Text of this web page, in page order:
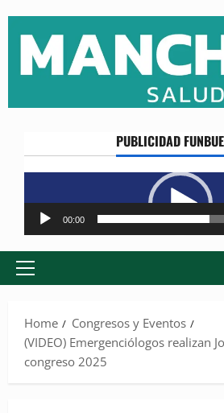
content
PUBLICIDAD
de
vídeo
00:00
Primary
Home
Congresos y Eventos
(VIDEO) Emergenciólogos realizan
congreso 2025